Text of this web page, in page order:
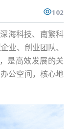
102
海科技、南繁科
业、创业团队、
是高效发展的关
公空间，核心地